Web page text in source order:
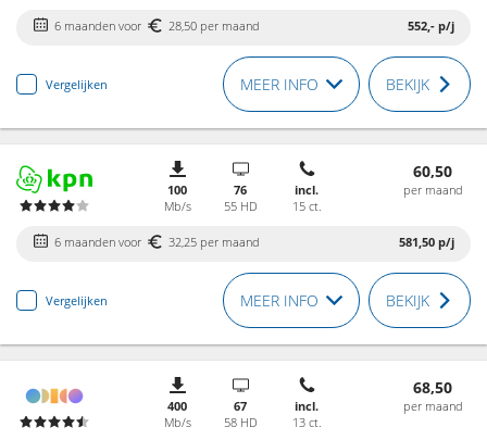
6 maanden voor 28,50 per maand 552,- p/j
Vergelijken MEER INFO BEKIJK
100
Mb/s
76
55 HD
incl.
15 ct.
60,50
per maand
6 maanden voor 32,25 per maand 581,50 p/j
Vergelijken MEER INFO BEKIJK
400
Mb/s
67
58 HD
incl.
13 ct.
68,50
per maand